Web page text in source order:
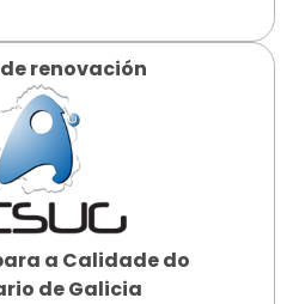
renovación​
a Calidade do
de Galicia​